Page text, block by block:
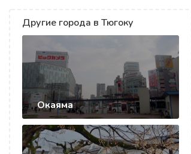
Другие города в Тюгоку
Окаяма